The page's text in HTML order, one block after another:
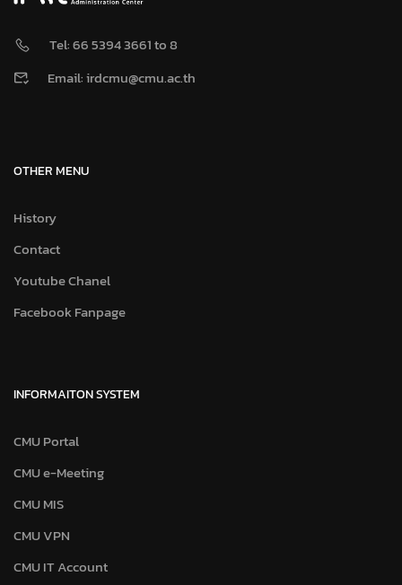
Tel: 66 5394 3661 to 8
Email: irdcmu@cmu.ac.th
OTHER MENU
History
Contact
Youtube Chanel
Facebook Fanpage
INFORMAITON SYSTEM
CMU Portal
CMU e-Meeting
CMU MIS
CMU VPN
CMU IT Account